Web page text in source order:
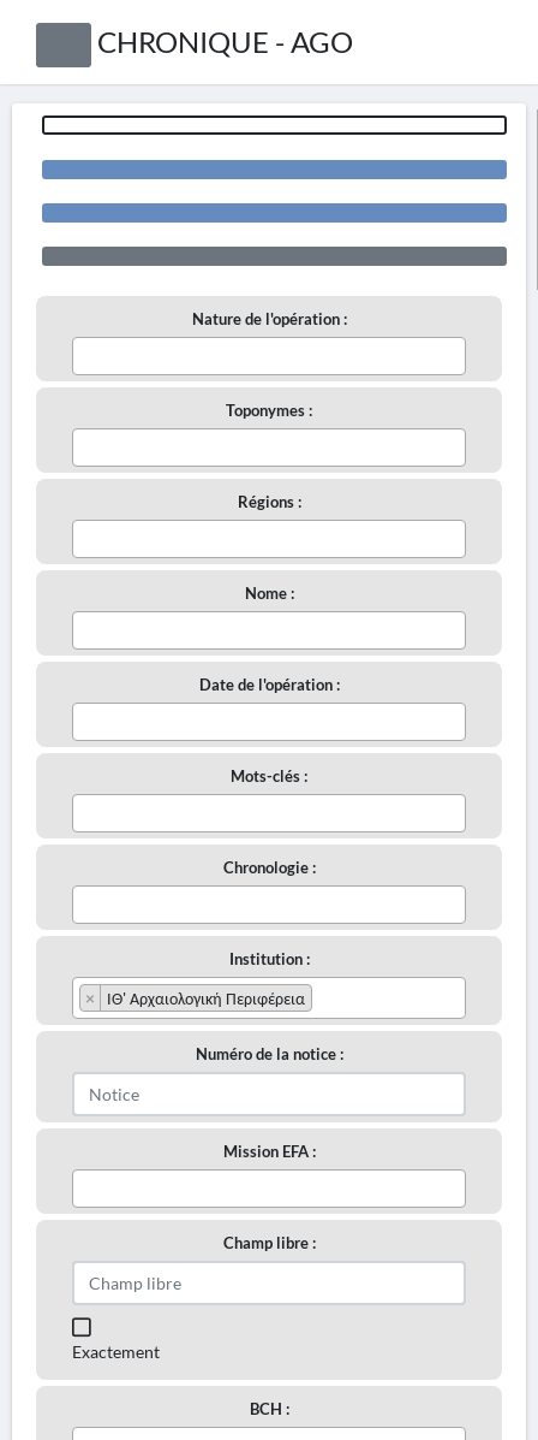
CHRONIQUE - AGO
Nature de l'opération :
Toponymes :
Régions :
Nome :
Date de l'opération :
Mots-clés :
Chronologie :
Institution :
× ΙΘ' Αρχαιολογική Περιφέρεια
Numéro de la notice :
Mission EFA :
Champ libre :
Exactement
BCH :